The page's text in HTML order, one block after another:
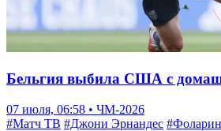
Бельгия выбила США с
07 июля, 06:58 • ЧМ-2026
#Матч ТВ #Джони Эрнандес